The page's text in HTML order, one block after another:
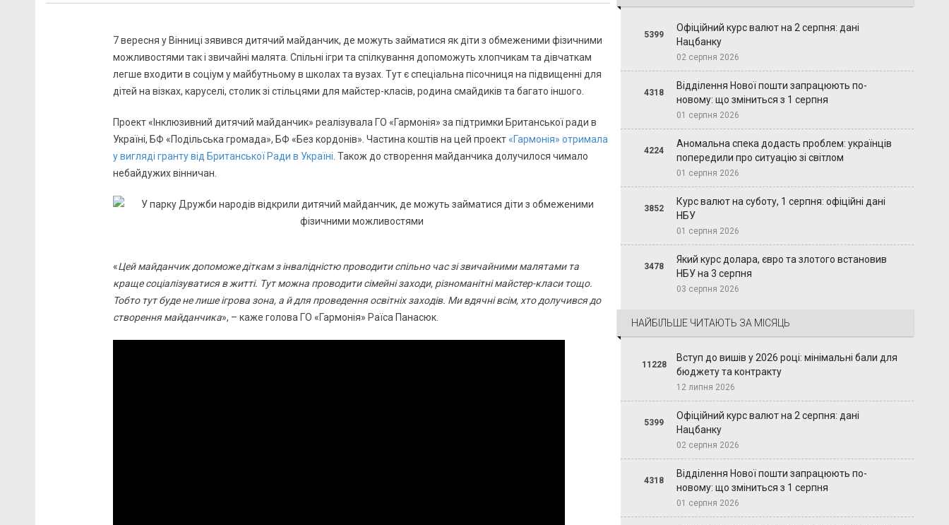
7 вересня у Вінниці зявився дитячий майданчик, де можуть займатися як діти з обмеженими фізичними
можливостями так і звичайні малята. Спільні ігри та спілкування допоможуть хлопчикам та дівчаткам
легше входити в соціум у майбутньому в школах та вузах. Тут є спеціальна пісочниця на підвищенні для
дітей на візках, каруселі, столик зі стільцями для майстер-класів, родина смайдиків та багато іншого.
Проект «Інклюзивний дитячий майданчик» реалізувала ГО «Гармонія» за підтримки Британської ради в
Україні, БФ «Подільська громада», БФ «Без кордонів». Частина коштів на цей проект «Гармонія» отримала
у вигляді гранту від Британської Ради в Україні . Також до створення майданчика долучилося чимало
небайдужих вінничан.
«Цей майданчик допоможе діткам з інвалідністю проводити спільно час зі звичайними малятами та
краще соціалізуватися в житті. Тут можна проводити сімейні заходи, різноманітні майстер-класи тощо.
Тобто тут буде не лише ігрова зона, а й для проведення освітніх заходів. Ми вдячні всім, хто долучився до
створення майданчика», – каже голова ГО «Гармонія» Раїса Панасюк.
5399
Офіційний курс валют на 2 серпня: дані
Нацбанку
02 серпня 2026
4318
Відділення Нової пошти запрацюють по-
новому: що зміниться з 1 серпня
01 серпня 2026
4224
Аномальна спека додасть проблем: українців
попередили про ситуацію зі світлом
01 серпня 2026
3852
Курс валют на суботу, 1 серпня: офіційні дані
НБУ
01 серпня 2026
3478
Який курс долара, євро та злотого встановив
НБУ на 3 серпня
03 серпня 2026
НАЙБІЛЬШЕ ЧИТАЮТЬ ЗА МІСЯЦЬ
11228
Вступ до вишів у 2026 році: мінімальні бали для
бюджету та контракту
12 липня 2026
5399
Офіційний курс валют на 2 серпня: дані
Нацбанку
02 серпня 2026
4318
Відділення Нової пошти запрацюють по-
новому: що зміниться з 1 серпня
01 серпня 2026